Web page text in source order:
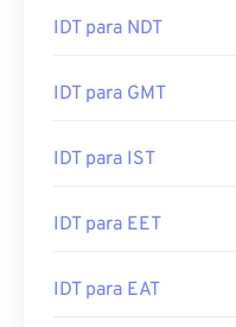
IDT para NDT
IDT para GMT
IDT para IST
IDT para EET
IDT para EAT